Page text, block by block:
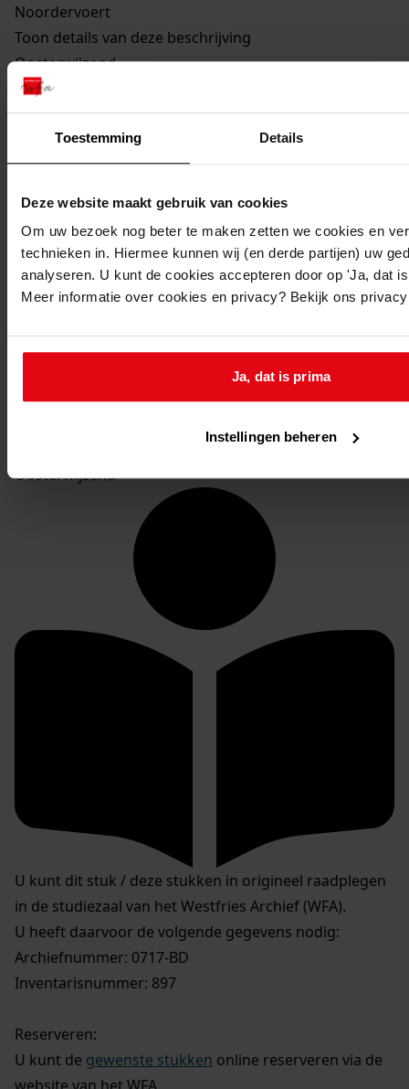
Toestemming Details
Deze website maakt gebruik van cookies
Om uw bezoek nog beter te maken zetten we cookies en
technieken in. Hiermee kunnen wij (en derde partijen) uw
analyseren. U kunt de cookies accepteren door op 'Ja, dat
Meer informatie over cookies en privacy? Bekijk ons
Ja, dat is prima
Instellingen beheren
Noordervoert
Toon details van deze beschrijving
Oosterwijzend
Toon details van deze beschrijving
893Uitbreiden schuur, 1934
Toon details van deze beschrijving
894Oprichten bergloods, kantoor en overkapping,
Toon details van deze beschrijving
895Oprichten gebouw, 1960
Toon details van deze beschrijving
896Verbouwen voormalig veilinggebouw, 1971
Toon details van deze beschrijving
Oosterwijzend
U kunt dit stuk / deze stukken in origineel raadplegen
in de studiezaal van het Westfries Archief (WFA).
U heeft daarvoor de volgende gegevens nodig:
Archiefnummer: 0717-BD
Inventarisnummer: 897
Reserveren:
U kunt de gewenste stukken online reserveren via de